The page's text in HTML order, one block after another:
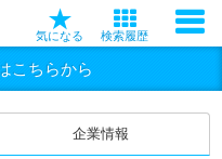
気になる 検索履歴
こちらから
企業情報